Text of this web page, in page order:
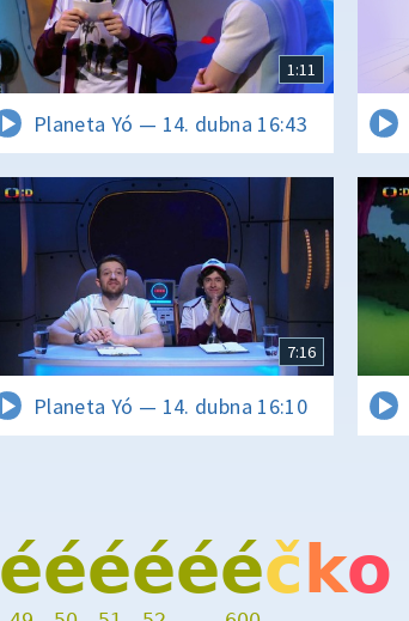
1:11
Planeta Yó — 14. dubna 16:43
7:16
Planeta Yó — 14. dubna 16:10
ééééééč ko